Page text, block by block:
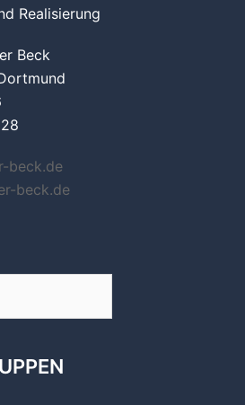
Realisierung
Beck
beck.de
beck.de